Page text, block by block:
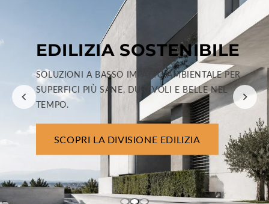
EDILIZIA SOSTENIBILE
SOLUZIONI A BASSO IMPATTO AMBIENTALE PER
SUPERFICI PIÙ SANE, DUREVOLI E BELLE NEL
TEMPO.
SCOPRI LA DIVISIONE EDILIZIA